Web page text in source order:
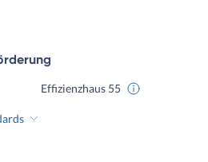
Effizienzhaus 55